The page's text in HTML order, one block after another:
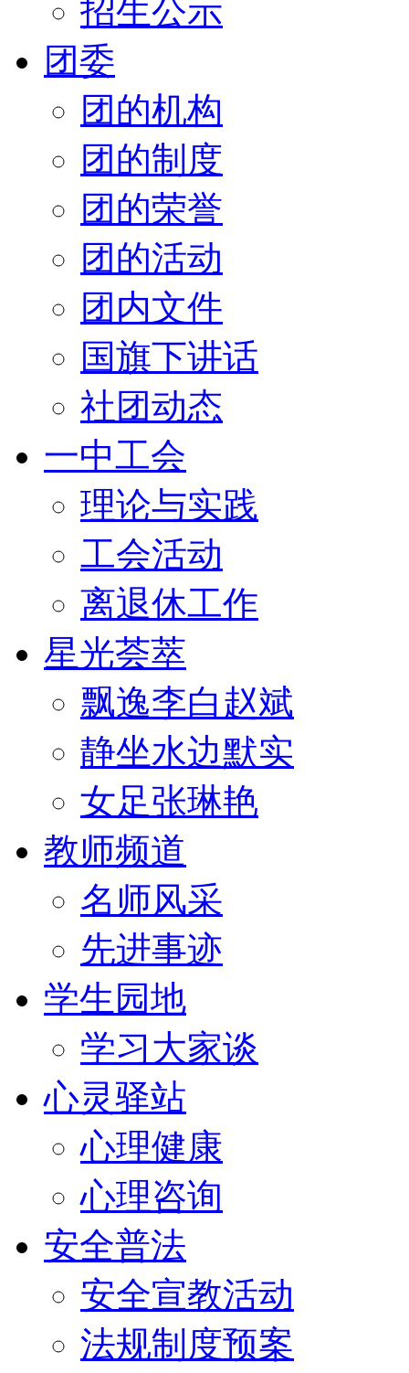
招生公示
团委
团的机构
团的制度
团的荣誉
团的活动
团内文件
国旗下讲话
社团动态
一中工会
理论与实践
工会活动
离退休工作
星光荟萃
飘逸李白赵斌
静坐水边默实
女足张琳艳
教师频道
名师风采
先进事迹
学生园地
学习大家谈
心灵驿站
心理健康
心理咨询
安全普法
安全宣教活动
法规制度预案